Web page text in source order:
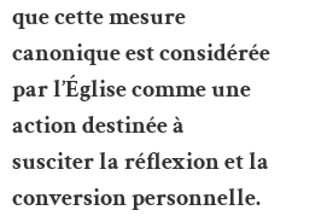
que cette mesure
canonique est considérée
par l’Église comme une
action destinée à
susciter la réflexion et la
conversion personnelle.